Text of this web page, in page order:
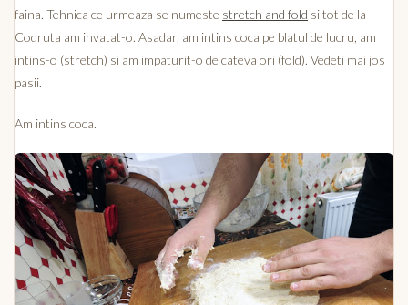
faina. Tehnica ce urmeaza se numeste stretch and fold si tot de la
Codruta am invatat-o. Asadar, am intins coca pe blatul de lucru, am
intins-o (stretch) si am impaturit-o de cateva ori (fold). Vedeti mai jos
pasii.
Am intins coca.